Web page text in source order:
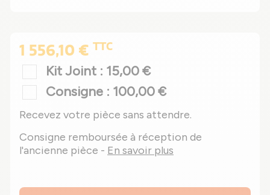
1 556,10 € TTC
Kit Joint : 15,00 €
Consigne : 100,00 €
Recevez votre pièce sans attendre.
Consigne remboursée à réception de
l'ancienne pièce - En savoir plus